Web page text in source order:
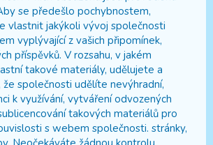
se předešlo pochybnostem,
vlastnit jakýkoli vývoj společnosti
vyplývající z vašich připomínek,
příspěvků. V rozsahu, v jakém
takové materiály, udělujete a
společnosti udělíte nevýhradní,
k využívání, vytváření odvozených
takových materiálů pro
s webem společnosti. stránky,